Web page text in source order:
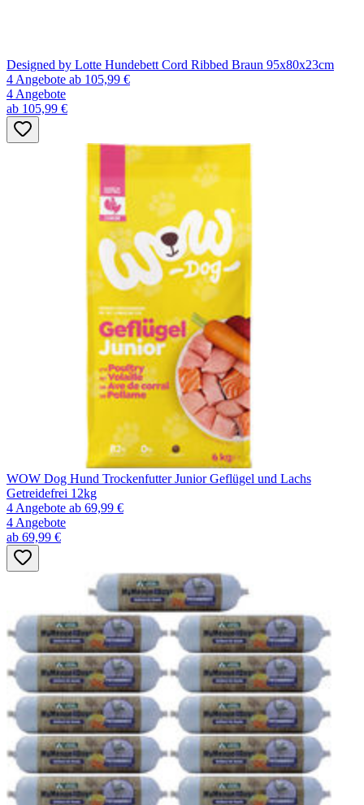
Designed by Lotte Hundebett Cord Ribbed Braun 95x80x23cm
4 Angebote ab 105,99 €
4 Angebote
ab 105,99 €
WOW Dog Hund Trockenfutter Junior Geflügel und Lachs
Getreidefrei 12kg
4 Angebote ab 69,99 €
4 Angebote
ab 69,99 €